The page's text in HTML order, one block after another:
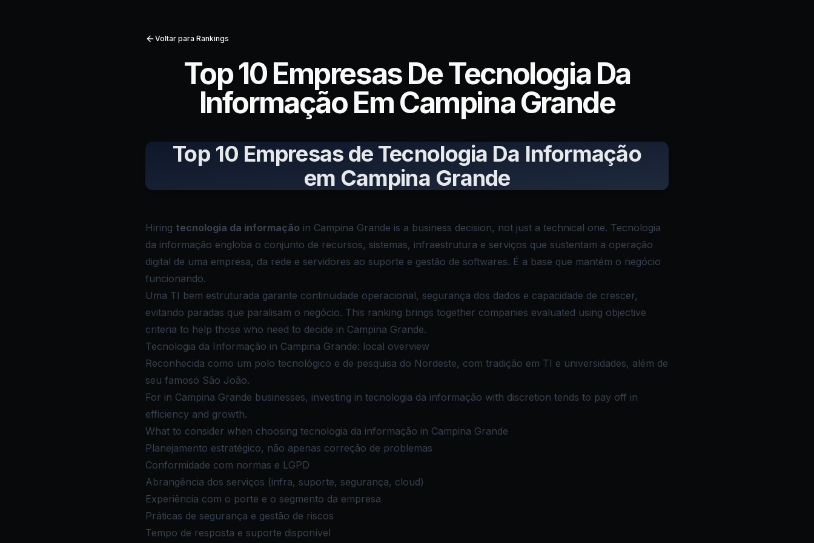
Voltar para Rankings
Top 10 Empresas De Tecnologia Da
Informação Em Campina Grande
Top 10 Empresas de Tecnologia Da Informação
em Campina Grande
Hiring tecnologia da informação in Campina Grande is a business decision, not just a technical one. Tecnologia
da informação engloba o conjunto de recursos, sistemas, infraestrutura e serviços que sustentam a operação
digital de uma empresa, da rede e servidores ao suporte e gestão de softwares. É a base que mantém o negócio
funcionando.
Uma TI bem estruturada garante continuidade operacional, segurança dos dados e capacidade de crescer,
evitando paradas que paralisam o negócio. This ranking brings together companies evaluated using objective
criteria to help those who need to decide in Campina Grande.
Tecnologia da Informação in Campina Grande: local overview
Reconhecida como um polo tecnológico e de pesquisa do Nordeste, com tradição em TI e universidades, além de
seu famoso São João.
For in Campina Grande businesses, investing in tecnologia da informação with discretion tends to pay off in
efficiency and growth.
What to consider when choosing tecnologia da informação in Campina Grande
Planejamento estratégico, não apenas correção de problemas
Conformidade com normas e LGPD
Abrangência dos serviços (infra, suporte, segurança, cloud)
Experiência com o porte e o segmento da empresa
Práticas de segurança e gestão de riscos
Tempo de resposta e suporte disponível